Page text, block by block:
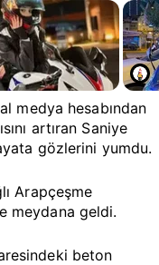
medya hesabından
artıran Saniye
gözlerini yumdu.
Arapçeşme
meydana geldi.
beton